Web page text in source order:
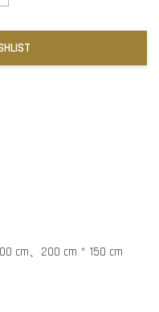
cm、200 cm * 150 cm